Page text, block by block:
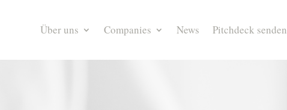
Über uns Companies News Pitchdeck senden